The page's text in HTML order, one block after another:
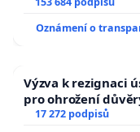
správy věcí
Investice
DPH) do díla,
hrozí, že bude
Oznámení o
Výzva k rezignaci
pro ohrožení
17 272 podpisů